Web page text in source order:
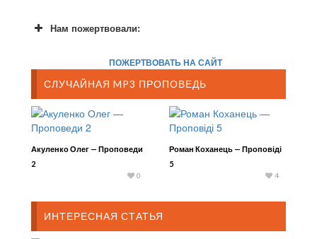
Нам пожертвовали:
ПОЖЕРТВОВАТЬ НА САЙТ
СЛУЧАЙНАЯ MP3 ПРОПОВЕДЬ
Акуленко Олег — Проповеди
2
0
Роман Коханець — Проповіді
5
4
ИНТЕРЕСНАЯ СТАТЬЯ